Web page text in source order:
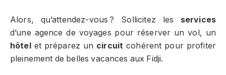
Alors, qu’attendez-vous ? Sollicitez les services
d’une agence de voyages pour réserver un vol, un
hôtel et préparez un circuit cohérent pour profiter
pleinement de belles vacances aux Fidji.